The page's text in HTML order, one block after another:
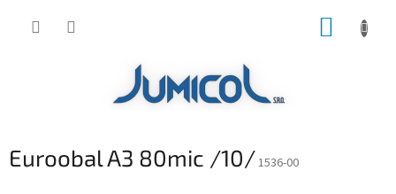
Euroobal A3 80mic /10/1536-00